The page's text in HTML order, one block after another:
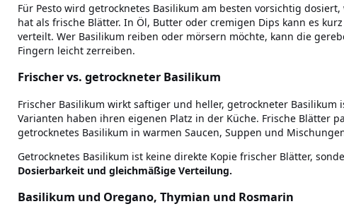
Für Pesto wird getrocknetes Basilikum am besten vorsichtig
hat als frische Blätter. In Öl, Butter oder cremigen Dips kann es
verteilt. Wer Basilikum reiben oder mörsern möchte, kann die
Fingern leicht zerreiben.
Frischer vs. getrockneter Basilikum
Frischer Basilikum wirkt saftiger und heller, getrockneter
Varianten haben ihren eigenen Platz in der Küche. Frische Blätter
getrocknetes Basilikum in warmen Saucen, Suppen und
Getrocknetes Basilikum ist keine direkte Kopie frischer Blätter,
Dosierbarkeit und gleichmäßige Verteilung.
Basilikum und Oregano, Thymian und Rosmarin